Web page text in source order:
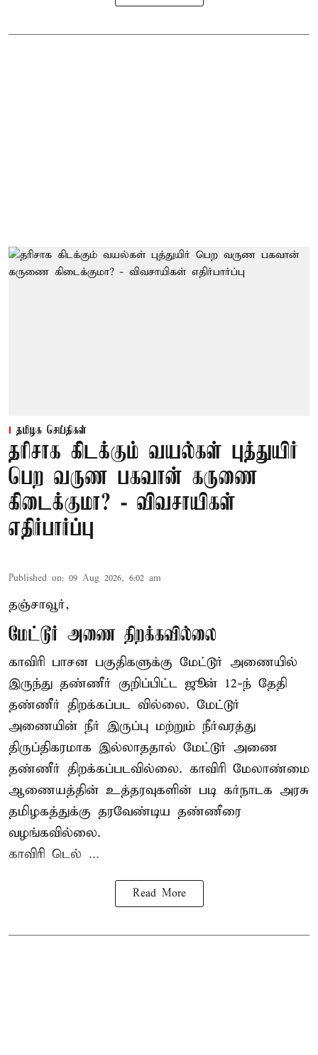
தமிழக செய்திகள்
தரிசாக கிடக்கும் வயல்கள் புத்துயிர்
பெற வருண பகவான் கருணை
கிடைக்குமா? - விவசாயிகள்
எதிர்பார்ப்பு
Published on: 09 Aug 2026, 6:02 am
தஞ்சாவூர்,
மேட்டூர் அணை திறக்கவில்லை
காவிரி பாசன பகுதிகளுக்கு மேட்டூர் அணையில்
இருந்து தண்ணீர் குறிப்பிட்ட ஜூன் 12-ந் தேதி
தண்ணீர் திறக்கப்பட வில்லை. மேட்டூர்
அணையின் நீர் இருப்பு மற்றும் நீர்வரத்து
திருப்திகரமாக இல்லாததால் மேட்டூர் அணை
தண்ணீர் திறக்கப்படவில்லை. காவிரி மேலாண்மை
ஆணையத்தின் உத்தரவுகளின் படி கர்நாடக அரசு
தமிழகத்துக்கு தரவேண்டிய தண்ணீரை
வழங்கவில்லை.
காவிரி டெல் ...
Read More